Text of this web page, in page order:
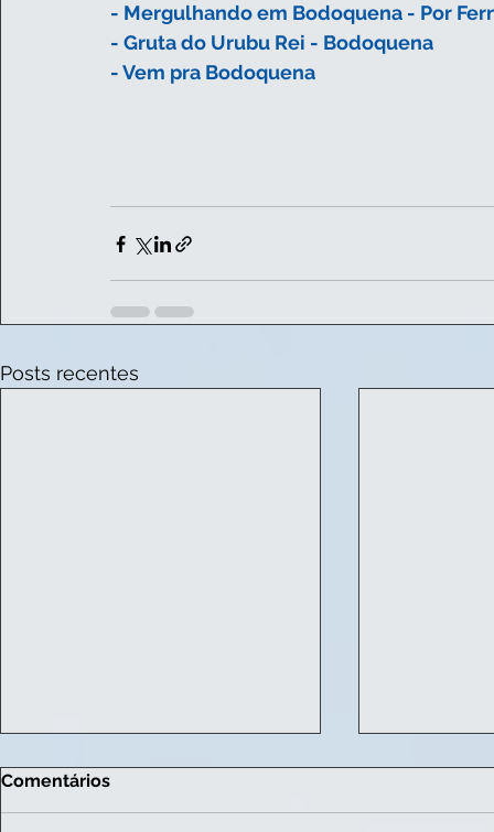
- Mergulhando em Bodoquena - Por
- Gruta do Urubu Rei - Bodoquena
- Vem pra Bodoquena
Posts recentes
Comentários